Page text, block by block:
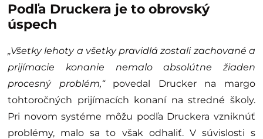
Podľa Druckera je to obrovský
úspech
„Všetky lehoty a všetky pravidlá zostali zachované a
prijímacie konanie nemalo absolútne žiaden
procesný problém,“povedal Drucker na margo
tohtoročných prijímacích konaní na stredné školy.
Pri novom systéme môžu podľa Druckera vzniknúť
problémy, malo sa to však odhaliť. V súvislosti s